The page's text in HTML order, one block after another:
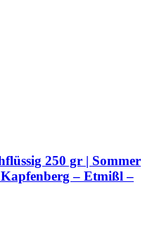
250 gr | Sommer
– Etmißl –